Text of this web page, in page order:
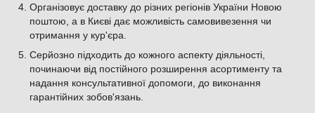
Організовує доставку до різних регіонів України Новою
поштою, а в Києві дає можливість самовивезення чи
отримання у кур'єра.
Серйозно підходить до кожного аспекту діяльності,
починаючи від постійного розширення асортименту та
надання консультативної допомоги, до виконання
гарантійних зобов'язань.